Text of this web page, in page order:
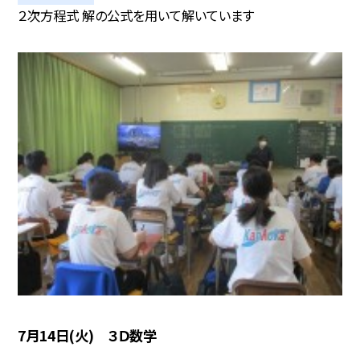
２次方程式 解の公式を用いて解いています
7月14日(火) ３Ｄ数学